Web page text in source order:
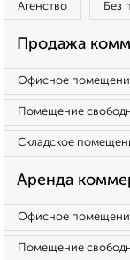
Агенство Без
Продажа
Офисное
Помещение
Складское
Аренда
Офисное
Помещение